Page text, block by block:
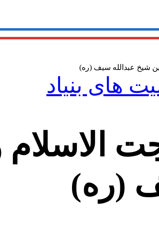
شیخ عبدالله سیف (ره)
های بنیاد
الاسلام
(ره)